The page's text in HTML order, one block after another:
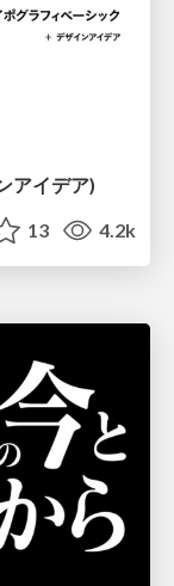
アイデア)
13 4.2k